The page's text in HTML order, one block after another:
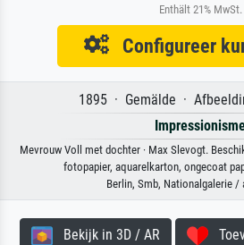
Enthält 21% MwSt.
Configureer
1895 · Gemälde ·
Mevrouw Voll met dochter · Max Slevogt.
fotopapier, aquarelkarton, ongecoat
Berlin, Smb, Nationalgalerie /
Bekijk in 3D / AR